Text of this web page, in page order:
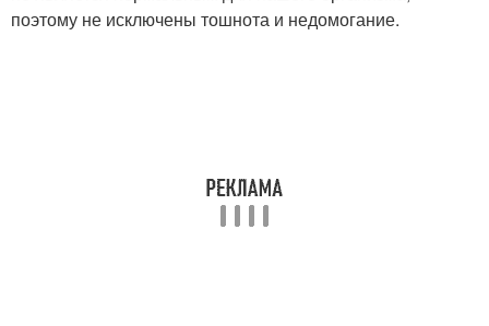
поэтому не исключены тошнота и недомогание.